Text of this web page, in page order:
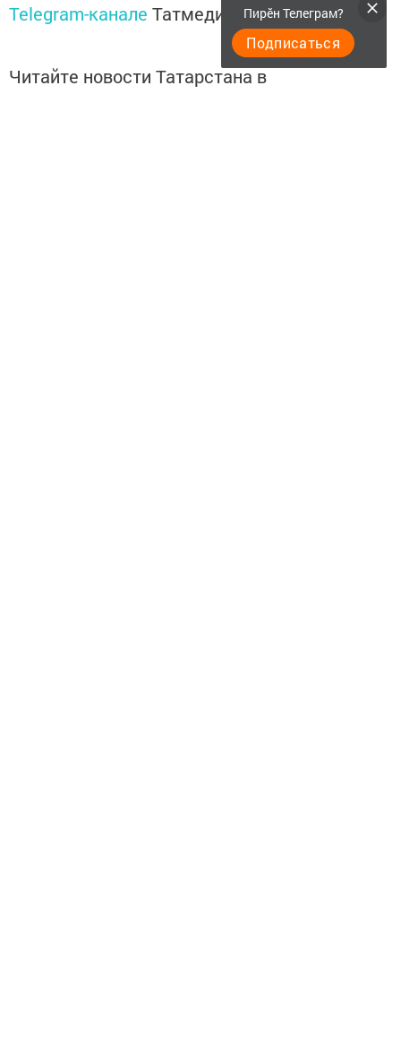
Telegram-канале Татмедиа
Читайте новости Татарстана в
Пирӗн Телеграм?
Подписаться